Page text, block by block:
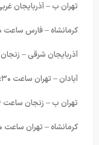
تهران ب – آذربایجان غربی ساعت
کرمانشاه – فارس ساعت ۱۰:۳۰ الی ۱۲
آذربایجان شرقی – زنجان ساعت ۱۲
آبادان – تهران ساعت ۱۳:۳۰ الی ۲:۴۵
تهران ب – زنجان ساعت ۱۶ الی ۱۷:۱۵
کرمانشاه – تهران ساعت ۱۷:۳۰ الی ۱۸:۴۵